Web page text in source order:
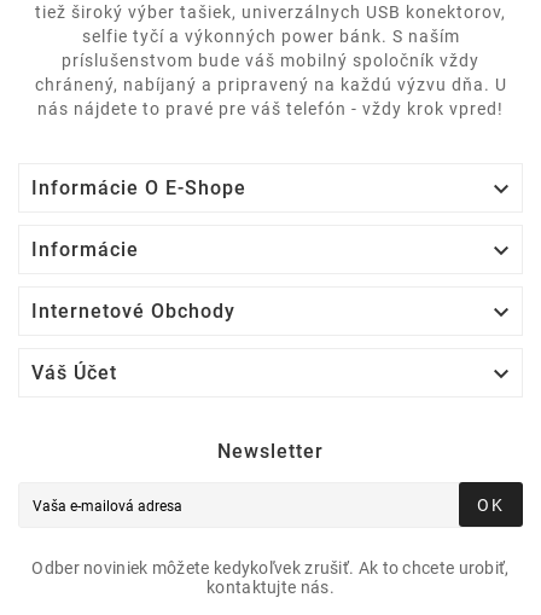
tiež široký výber tašiek, univerzálnych USB konektorov,
selfie tyčí a výkonných power bánk. S naším
príslušenstvom bude váš mobilný spoločník vždy
chránený, nabíjaný a pripravený na každú výzvu dňa. U
nás nájdete to pravé pre váš telefón - vždy krok vpred!
Informácie O E-Shope 
Informácie 
Internetové Obchody 
Váš Účet 
Newsletter
OK
Odber noviniek môžete kedykoľvek zrušiť. Ak to chcete urobiť,
kontaktujte nás.